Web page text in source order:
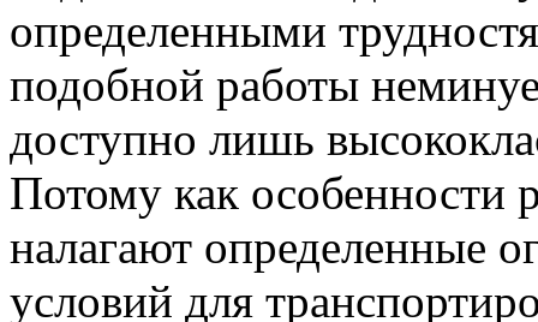
определенными
подобной работы
доступно лишь
Потому как особенности
налагают определенные
условий для